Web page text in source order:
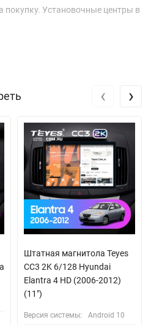
Установочные центры в
Штатная магнитола Teyes
CC3 2K 6/128 Hyundai
Elantra 4 HD (2006-2012)
(11")
Версия системы: Android 10
‹ ›